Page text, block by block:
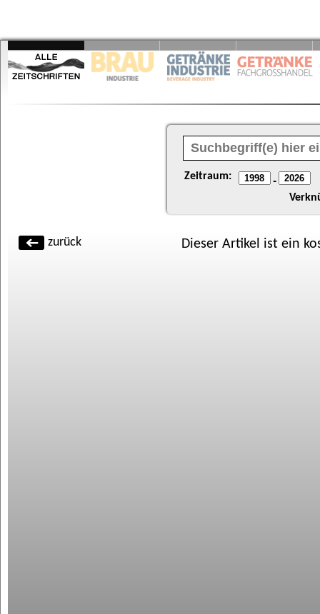
Zeitraum: -
zurück Dieser Artikel ist ein